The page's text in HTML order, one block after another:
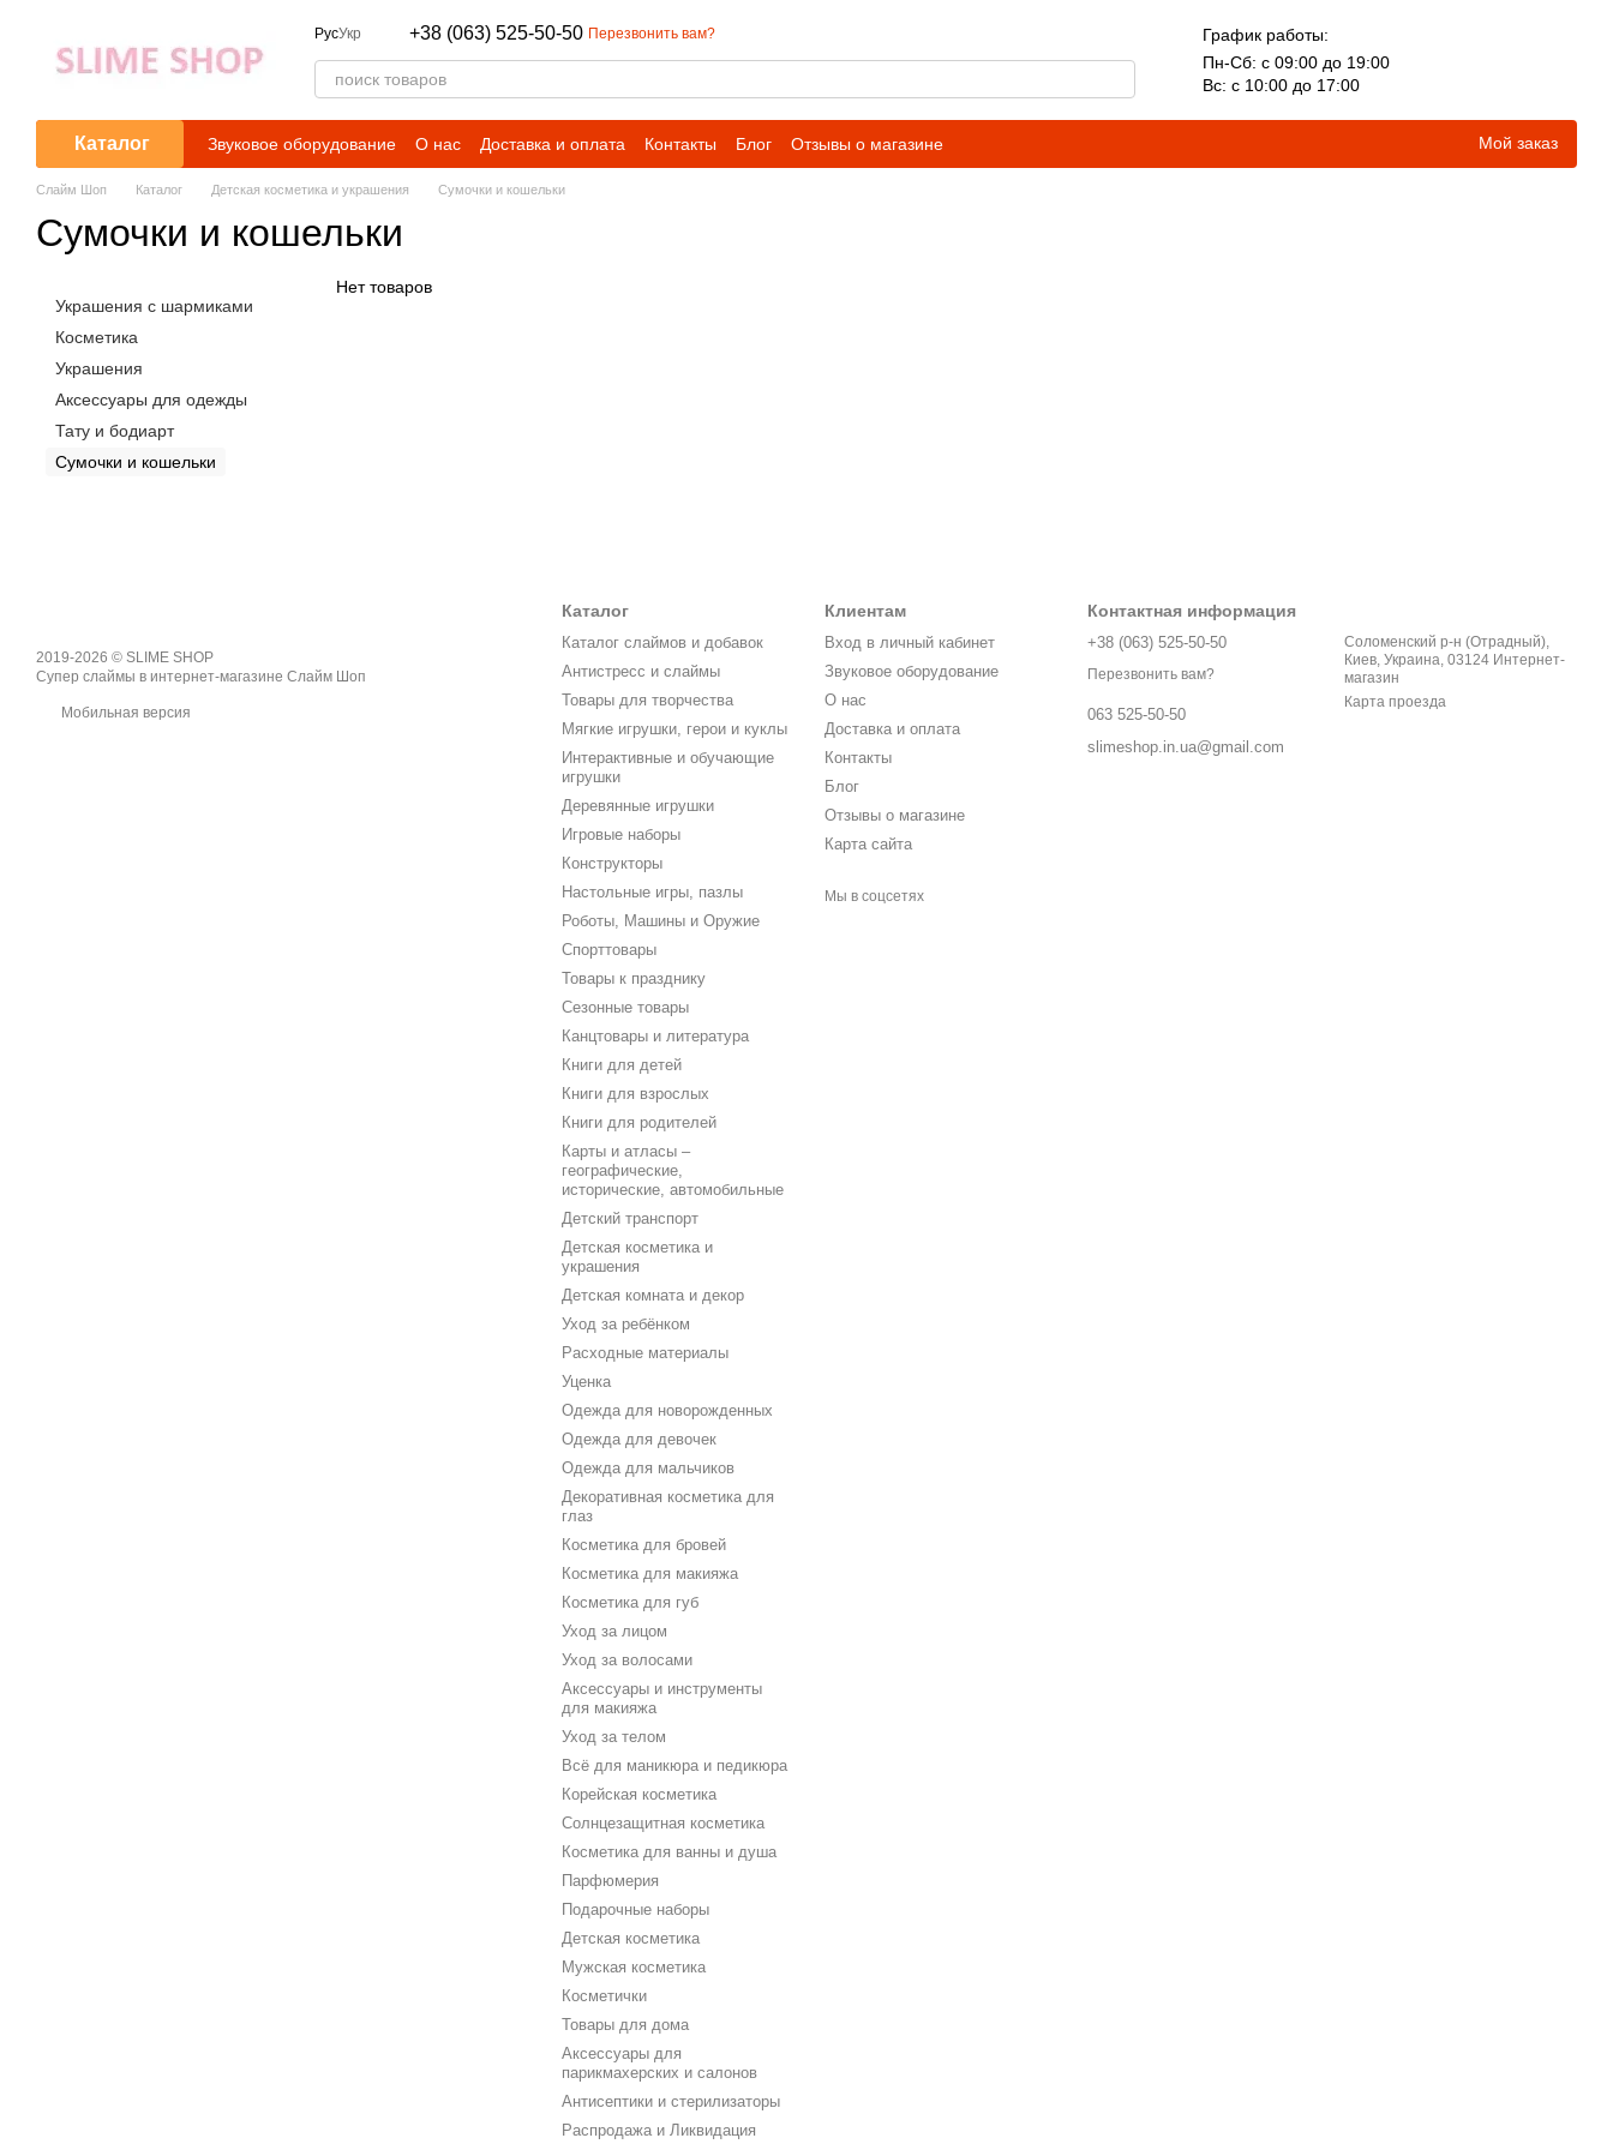
РусУкр +38 (063) 525-50-50 Перезвонить вам?
График работы:
Пн-Сб: с 09:00 до 19:00
Вс: с 10:00 до 17:00
Каталог Звуковое оборудование О нас Доставка и оплата Контакты Блог Отзывы о магазине Мой заказ
Слайм Шоп Каталог Детская косметика и украшения Сумочки и кошельки
Сумочки и кошельки
Нет товаров
Украшения с шармиками
Косметика
Украшения
Аксессуары для одежды
Тату и бодиарт
Сумочки и кошельки
2019-2026 © SLIME SHOP
Супер слаймы в интернет-магазине Слайм Шоп
Мобильная версия
Каталог
Каталог слаймов и добавок
Антистресс и слаймы
Товары для творчества
Мягкие игрушки, герои и куклы
Интерактивные и обучающие
игрушки
Деревянные игрушки
Игровые наборы
Конструкторы
Настольные игры, пазлы
Роботы, Машины и Оружие
Спорттовары
Товары к празднику
Сезонные товары
Канцтовары и литература
Книги для детей
Книги для взрослых
Книги для родителей
Карты и атласы –
географические,
исторические, автомобильные
Детский транспорт
Детская косметика и
украшения
Детская комната и декор
Уход за ребёнком
Расходные материалы
Уценка
Одежда для новорожденных
Одежда для девочек
Одежда для мальчиков
Декоративная косметика для
глаз
Косметика для бровей
Косметика для макияжа
Косметика для губ
Уход за лицом
Уход за волосами
Аксессуары и инструменты
для макияжа
Уход за телом
Всё для маникюра и педикюра
Корейская косметика
Солнцезащитная косметика
Косметика для ванны и душа
Парфюмерия
Подарочные наборы
Детская косметика
Мужская косметика
Косметички
Товары для дома
Аксессуары для
парикмахерских и салонов
Антисептики и стерилизаторы
Распродажа и Ликвидация
Клиентам
Вход в личный кабинет
Звуковое оборудование
О нас
Доставка и оплата
Контакты
Блог
Отзывы о магазине
Карта сайта
Мы в соцсетях
Контактная информация
+38 (063) 525-50-50
Перезвонить вам?
063 525-50-50
slimeshop.in.ua@gmail.com
Соломенский р-н (Отрадный),
Киев, Украина, 03124 Интернет-
магазин
Карта проезда